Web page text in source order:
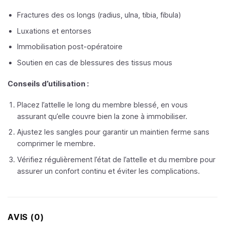
Fractures des os longs (radius, ulna, tibia, fibula)
Luxations et entorses
Immobilisation post-opératoire
Soutien en cas de blessures des tissus mous
Conseils d’utilisation :
Placez l’attelle le long du membre blessé, en vous
assurant qu’elle couvre bien la zone à immobiliser.
Ajustez les sangles pour garantir un maintien ferme sans
comprimer le membre.
Vérifiez régulièrement l’état de l’attelle et du membre pour
assurer un confort continu et éviter les complications.
AVIS (0)